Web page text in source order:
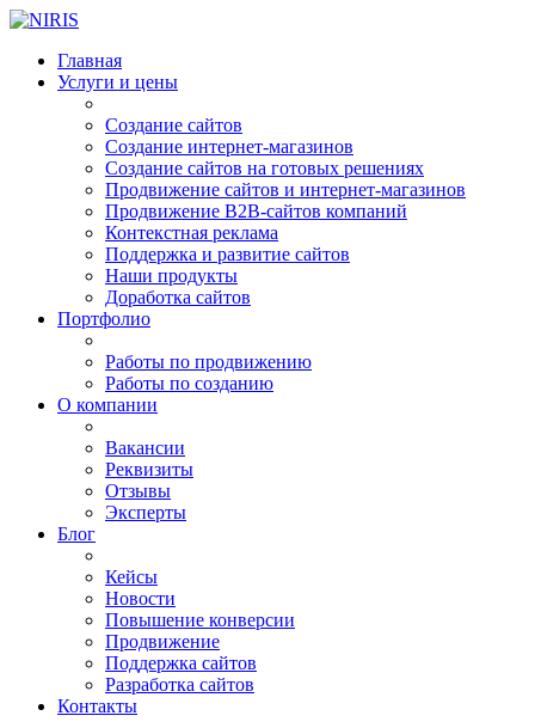
Главная
Услуги и цены
Создание сайтов
Создание интернет-магазинов
Создание сайтов на готовых решениях
Продвижение сайтов и интернет-магазинов
Продвижение B2B-сайтов компаний
Контекстная реклама
Поддержка и развитие сайтов
Наши продукты
Доработка сайтов
Портфолио
Работы по продвижению
Работы по созданию
О компании
Вакансии
Реквизиты
Отзывы
Эксперты
Блог
Кейсы
Новости
Повышение конверсии
Продвижение
Поддержка сайтов
Разработка сайтов
Контакты